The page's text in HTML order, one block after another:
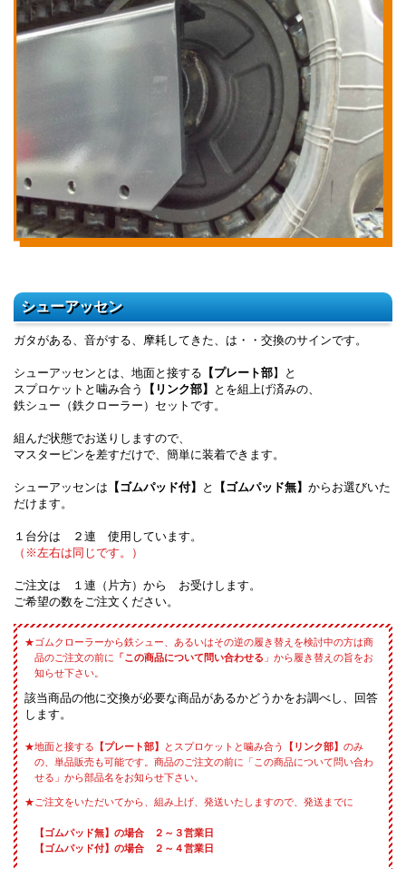
シューアッセン
ガタがある、音がする、摩耗してきた、は・・交換のサインです。
シューアッセンとは、地面と接する 【プレート部】と
スプロケットと噛み合う
【リンク部】
とを組上げ済みの、
鉄シュー（鉄クローラー）セットです。
組んだ状態でお送りしますので、
マスターピンを差すだけで、簡単に装着できます。
シューアッセンは 【ゴムパッド付】 と 【ゴムパッド無】 からお選びいた
だけます。
１台分は ２連 使用しています。
（※左右は同じです。）
ご注文は １連（片方）から お受けします。
ご希望の数をご注文ください。
ゴムクローラーから鉄シュー、あるいはその逆の履き替えを検討中の方は商
品のご注文の前に 「この商品について問い合わせる 」から履き替えの旨をお
知らせ下さい。
該当商品の他に交換が必要な商品があるかどうかをお調べし、回答
します。
地面と接する 【プレート部】 とスプロケットと噛み合う 【リンク部】のみ
の、単品販売も可能です。商品のご注文の前に「この商品について問い合わ
せる」から部品名をお知らせ下さい。
ご注文をいただいてから、組み上げ、発送いたしますので、発送までに
【ゴムパッド無】の場合 ２～３営業日
【ゴムパッド付】の場合 ２～４営業日